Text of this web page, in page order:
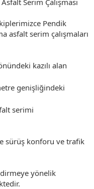
Pendik
asfalt serim çalışmaları
kazılı alan
genişliğindeki
serimi
sürüş konforu ve trafik
yönelik